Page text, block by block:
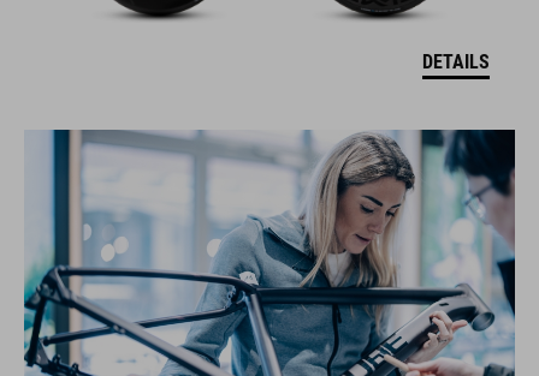
DETAILS